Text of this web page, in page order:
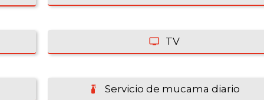
TV
Servicio de mucama diario